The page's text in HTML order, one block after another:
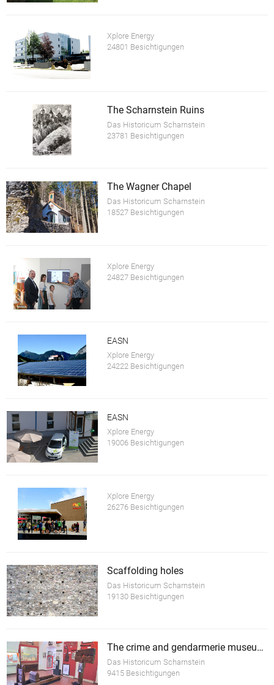
Xplore Energy
24801 Besichtigungen
The Scharnstein Ruins
Das Historicum Scharnstein
23781 Besichtigungen
The Wagner Chapel
Das Historicum Scharnstein
18527 Besichtigungen
Xplore Energy
24827 Besichtigungen
EASN
Xplore Energy
24222 Besichtigungen
EASN
Xplore Energy
19006 Besichtigungen
Xplore Energy
26276 Besichtigungen
Scaffolding holes
Das Historicum Scharnstein
19130 Besichtigungen
The crime and gendarmerie museum Scharnstein
Das Historicum Scharnstein
9415 Besichtigungen